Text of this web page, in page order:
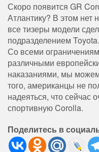
Скоро появится GR
Атлантику? В этом нет
все тизеры модели
подразделением
Со всеми
различными
наказаниями, мы
того, американцы не
надеяться, что сейчас
спортивную Corolla.
Поделитесь в